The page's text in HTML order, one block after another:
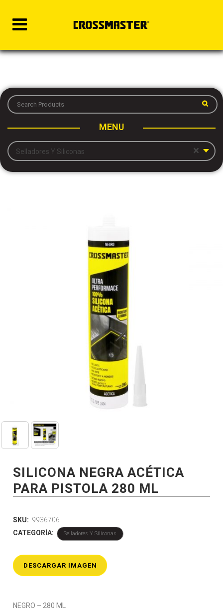
MENU
×
Selladores Y Siliconas
SILICONA NEGRA ACÉTICA
PARA PISTOLA 280 ML
SKU: 9936706
CATEGORÍA:
Selladores Y Siliconas
DESCARGAR IMAGEN
NEGRO – 280 ML